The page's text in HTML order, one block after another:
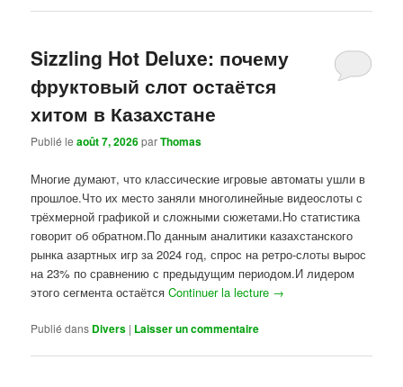
Sizzling Hot Deluxe: почему
фруктовый слот остаётся
хитом в Казахстане
Publié leaoût 7, 2026parThomas
Многие думают, что классические игровые автоматы ушли в
прошлое.Что их место заняли многолинейные видеослоты с
трёхмерной графикой и сложными сюжетами.Но статистика
говорит об обратном.По данным аналитики казахстанского
рынка азартных игр за 2024 год, спрос на ретро-слоты вырос
на 23% по сравнению с предыдущим периодом.И лидером
этого сегмента остаётсяContinuer la lecture →
Publié dans Divers | Laisser un commentaire